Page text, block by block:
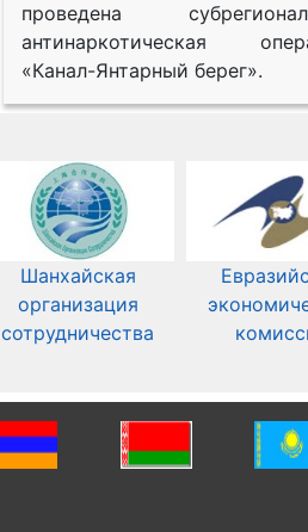
проведена
антинаркотическая
«Канал-Янтарный берег».
Шанхайская
организация
сотрудничества